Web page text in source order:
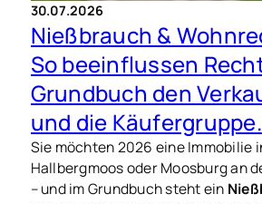
30.07.2026
Nießbrauch &
So beeinflussen
Grundbuch den
und die Käufergruppe.
Sie möchten 2026 eine Immobilie
Hallbergmoos oder Moosburg an
– und im Grundbuch steht ein